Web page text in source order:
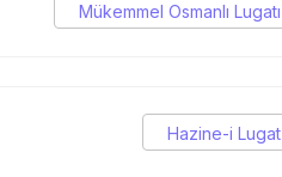
Mükemmel Osmanlı Lugatı
Hazine-i Lugat